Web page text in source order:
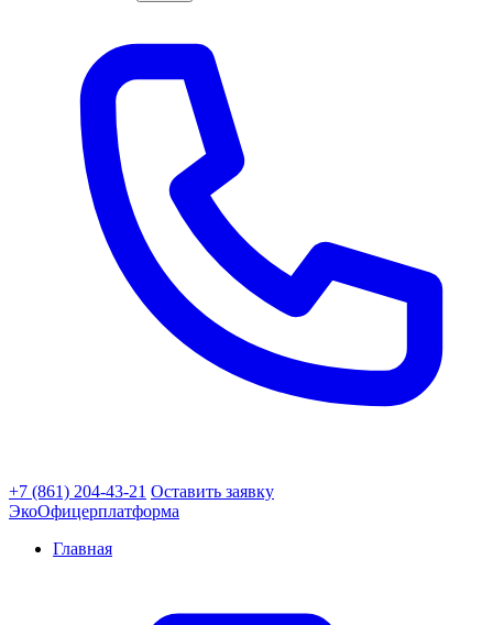
+7 (861) 204-43-21 Оставить заявку
ЭкоОфицерплатформа
Главная